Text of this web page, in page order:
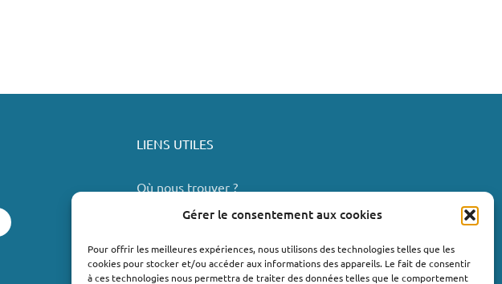
Gérer le consentement aux cookies
Pour offrir les meilleures expériences, nous utilisons des technologies telles que les
cookies pour stocker et/ou accéder aux informations des appareils. Le fait de consentir
à ces technologies nous permettra de traiter des données telles que le comportement
LIENS UTILES
Où nous trouver ?
Valréas
Le Teil